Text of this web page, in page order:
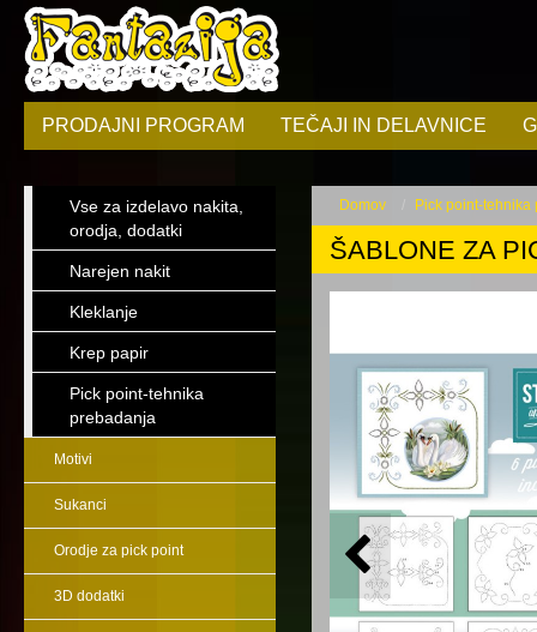
PRODAJNI PROGRAM TEČAJI IN DELAVNICE
Vse za izdelavo nakita,
orodja, dodatki
Narejen nakit
Kleklanje
Krep papir
Pick point-tehnika
prebadanja
Motivi
Sukanci
Orodje za pick point
3D dodatki
Domov Pick point-tehnika
ŠABLONE ZA